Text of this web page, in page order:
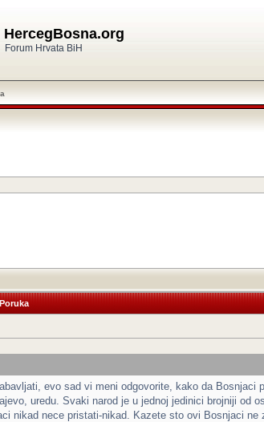
HercegBosna.org
Forum Hrvata BiH
Poruka
evo sad vi meni odgovorite, kako da Bosnjaci
uredu. Svaki narod je u jednoj jedinici brojniji od
nikad nece pristati-nikad. Kazete sto ovi Bosnjaci ne